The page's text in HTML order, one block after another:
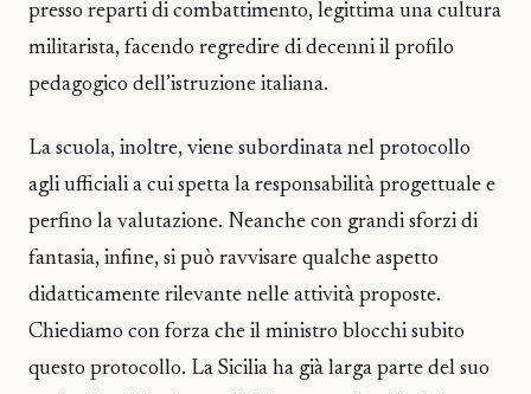
presso reparti di combattimento, legittima una cultura
militarista, facendo regredire di decenni il profilo
pedagogico dell’istruzione italiana.
La scuola, inoltre, viene subordinata nel protocollo
agli ufficiali a cui spetta la responsabilità progettuale e
perfino la valutazione. Neanche con grandi sforzi di
fantasia, infine, si può ravvisare qualche aspetto
didatticamente rilevante nelle attività proposte.
Chiediamo con forza che il ministro blocchi subito
questo protocollo. La Sicilia ha già larga parte del suo